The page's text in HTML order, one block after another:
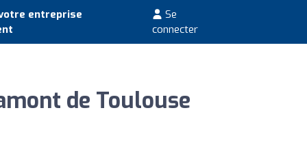
entreprise
Se
connecter
de Toulouse